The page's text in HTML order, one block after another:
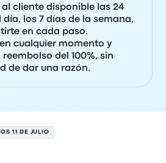
cliente disponible las 24
día, los 7 días de la semana,
en cada paso.
cualquier momento y
reembolso del 100%, sin
de dar una razón.
11 DE JULIO